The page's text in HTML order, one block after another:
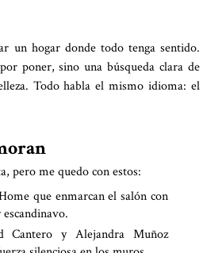
un hogar donde todo tenga sentido.
poner, sino una búsqueda clara de
Todo habla el mismo idioma: el
pero me quedo con estos:
que enmarcan el salón con
Cantero y Alejandra Muñoz